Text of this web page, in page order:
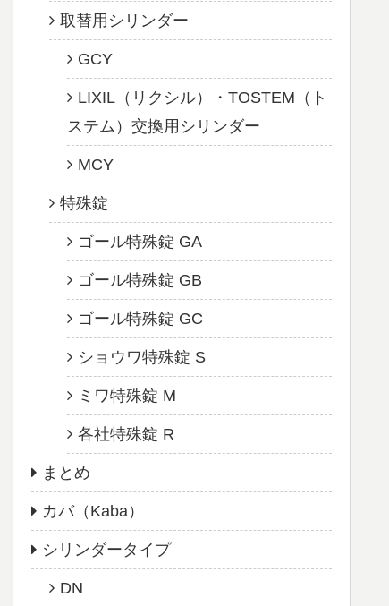
取替用シリンダー
GCY
LIXIL（リクシル）・TOSTEM（ト
ステム）交換用シリンダー
MCY
特殊錠
ゴール特殊錠 GA
ゴール特殊錠 GB
ゴール特殊錠 GC
ショウワ特殊錠 S
ミワ特殊錠 M
各社特殊錠 R
まとめ
カバ（Kaba）
シリンダータイプ
DN